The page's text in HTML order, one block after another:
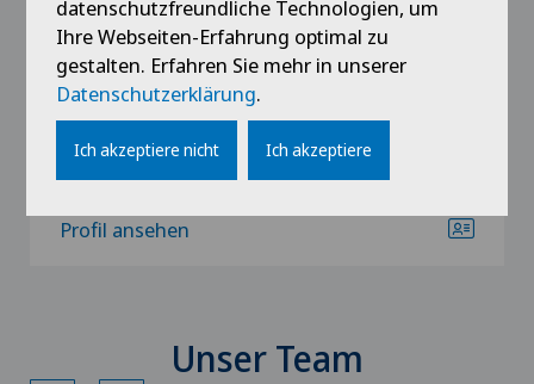
Allgemeine Innere Medizin,
Profil ansehen
Unser Team
datenschutzfreundliche Technologien, um
Ihre Webseiten-Erfahrung optimal zu
gestalten. Erfahren Sie mehr in unserer
Datenschutzerklärung.
Ich akzeptiere nicht Ich akzeptiere